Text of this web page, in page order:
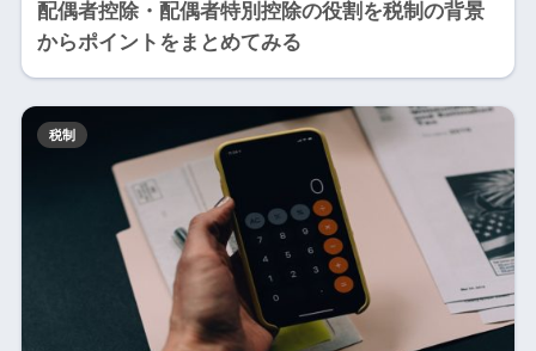
配偶者控除・配偶者特別控除の役割を税制の背景
からポイントをまとめてみる
税制